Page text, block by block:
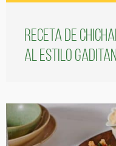
Receta de
al estilo